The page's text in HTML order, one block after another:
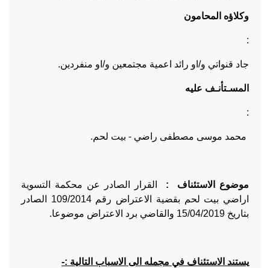
وكلاؤه المحامون
:
جاد قنواتي و/او رائد اعمية مجتمعين و/او منفردين.
المسـتأنـف عليه
:
محمد موسى مصطفى راضي - بيت لحم.
موضوع الاستئناف :
القرار الصادر عن محكمة التسوية
اراضي بيت لحم بقضية الاعتراض رقم 109/2014 الصادر
بتاريخ 15/04/2019 والقاضي برد الاعتراض موضوعا.
يستند الاستئناف في مجمله الى الاسباب التالية :-